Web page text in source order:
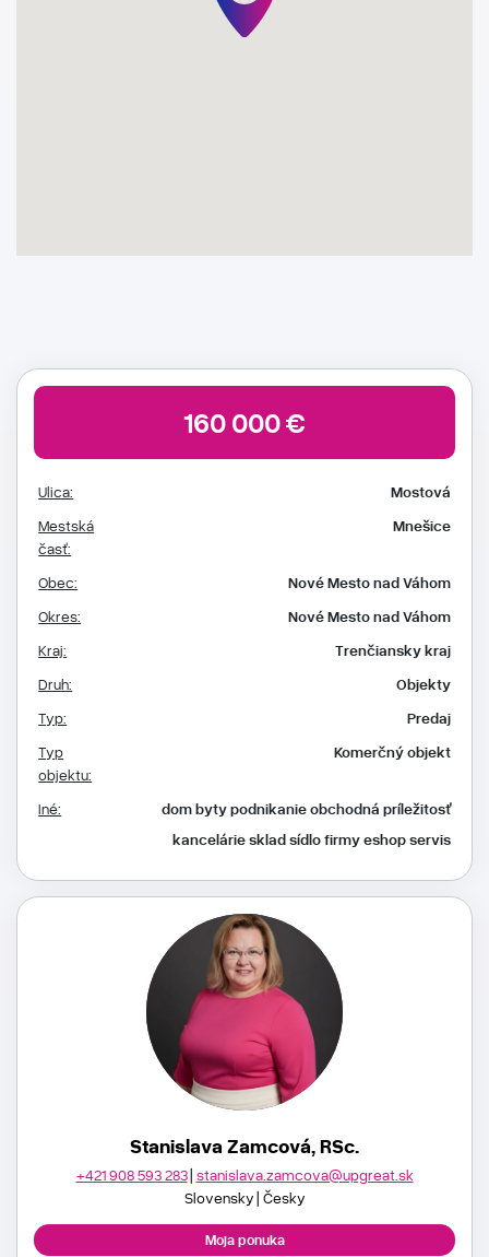
160 000 €
Ulica:
Mostová
Mestská
časť:
Mnešice
Obec:
Nové Mesto nad Váhom
Okres:
Nové Mesto nad Váhom
Kraj:
Trenčiansky kraj
Druh:
Objekty
Typ:
Predaj
Typ
objektu:
Komerčný objekt
Iné: dombytypodnikanieobchodná príležitosť
kancelárieskladsídlo firmyeshopservis
Stanislava Zamcová, RSc.
+421 908 593 283 stanislava.zamcova@upgreat.sk
Slovensky Česky
Moja ponuka